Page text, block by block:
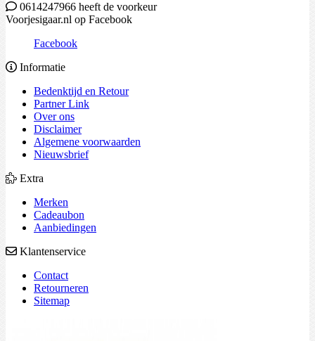
0614247966 heeft de voorkeur
Voorjesigaar.nl op Facebook
Facebook
Informatie
Bedenktijd en Retour
Partner Link
Over ons
Disclaimer
Algemene voorwaarden
Nieuwsbrief
Extra
Merken
Cadeaubon
Aanbiedingen
Klantenservice
Contact
Retourneren
Sitemap